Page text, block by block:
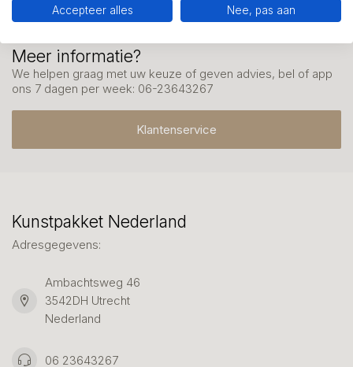
Meer informatie?
We helpen graag met uw keuze of geven advies, bel of app
ons 7 dagen per week: 06-23643267
Klantenservice
Kunstpakket Nederland
Adresgegevens:
Ambachtsweg 46
3542DH Utrecht
Nederland
06 23643267
Accepteer alles Nee, pas aan